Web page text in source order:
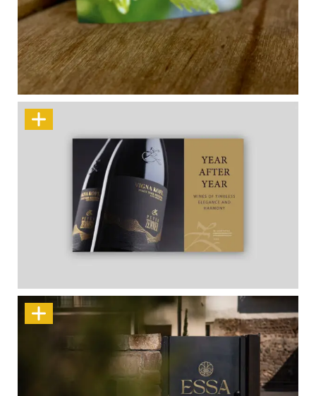
Biostrategie 2035:
Peter Zemmer: Wein im Blick